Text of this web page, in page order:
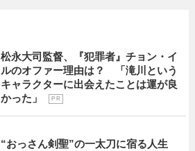
松永大司監督、『犯罪者』チョン・イ
ルのオファー理由は？ 「滝川という
キャラクターに出会えたことは運が良
かった」
P R
“おっさん剣聖”の一太刀に宿る人生